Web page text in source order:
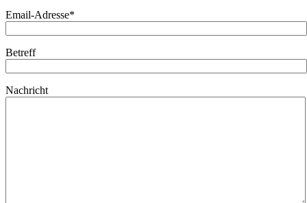
Email-Adresse*
Betreff
Nachricht